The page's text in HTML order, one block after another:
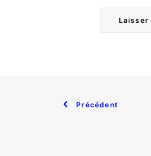
Précédent